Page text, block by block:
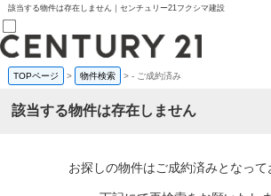
該当する物件は存在しません｜センチュリー21フクシマ建設
売買部
0120-800-844
賃貸部
会員メニュー
TOPページ > 物件検索 >- ご成約済み
該当する物件は存在しません
お探しの物件はご成約済みとなって